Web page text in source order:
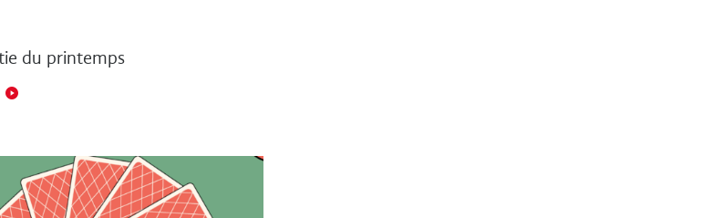
du printemps